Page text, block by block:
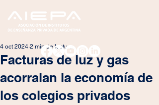
Facturas de luz y gas
acorralan la economía de
los colegios privados
4 oct 2024 2 min de lectura